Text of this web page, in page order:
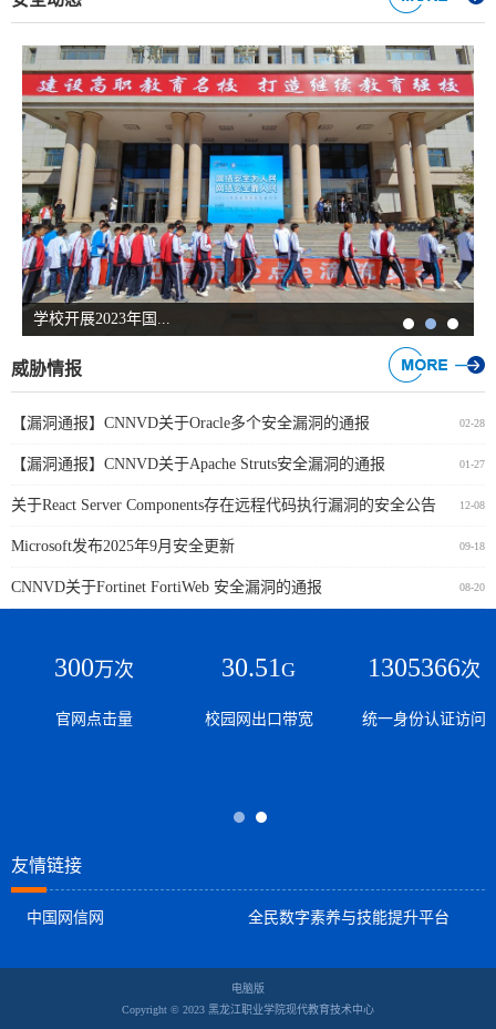
学校开展2023年国...
威胁情报
02-28
【漏洞通报】CNNVD关于Oracle多个安全漏洞的通报
01-27
【漏洞通报】CNNVD关于Apache Struts安全漏洞的通报
12-08
关于React Server Components存在远程代码执行漏洞的安全公告
09-18
Microsoft发布2025年9月安全更新
08-20
CNNVD关于Fortinet FortiWeb 安全漏洞的通报
300万次
官网点击量
30.51G
校园网出口带宽
1305366次
统一身份认证访问
友情链接
中国网信网 全民数字素养与技能提升平台
电脑版
Copyright © 2023 黑龙江职业学院现代教育技术中心